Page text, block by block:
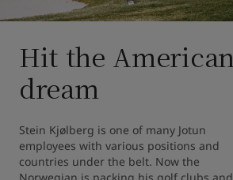
Hit the American
dream
Stein Kjølberg is one of many Jotun
employees with various positions and
countries under the belt. Now the
Norwegian is packing his golf clubs and